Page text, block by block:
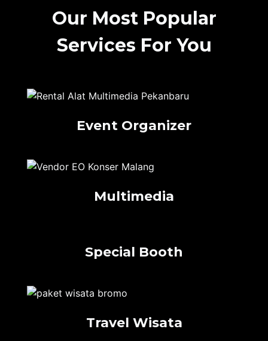
Our Most Popular
Services For You
Event Organizer
Multimedia
Special Booth
Travel Wisata